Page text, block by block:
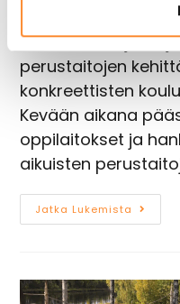
Osaaminen
perustaitojen
konkreettisten
Kevään aikana
oppilaitokset ja
aikuisten
Jatka Lukemista